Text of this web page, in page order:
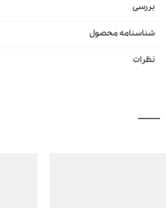
بررسی
شناسنامه محصول
نظرات